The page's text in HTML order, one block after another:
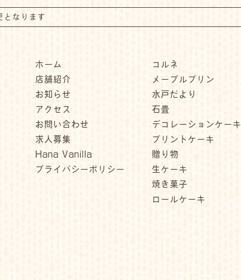
となります
ホーム
店舗紹介
お知らせ
アクセス
お問い合わせ
求人募集
Hana Vanilla
プライバシーポリシー
コルネ
メープルプリン
水戸だより
石畳
デコレーションケーキ
プリントケーキ
贈り物
生ケーキ
焼き菓子
ロールケーキ